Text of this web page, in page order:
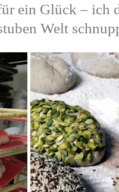
ein Glück – ich
Welt